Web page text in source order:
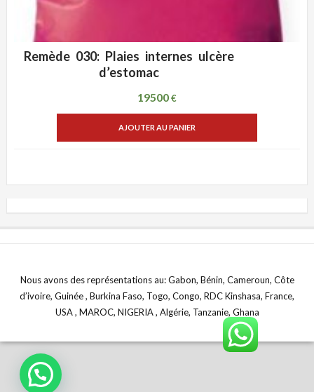
Remède 030: Plaies internes ulcère
d’estomac
19500€
AJOUTER AU PANIER
Nous avons des représentations au: Gabon, Bénin, Cameroun, Côte
d’ivoire, Guinée , Burkina Faso, Togo, Congo, RDC Kinshasa, France,
USA , MAROC, NIGERIA , Algérie, Tanzanie, Ghana